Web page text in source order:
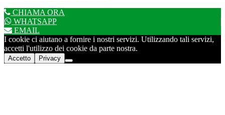
CHIAMA ORA
WHATSAPP
EMAIL
I cookie ci aiutano a fornire i nostri servizi. Utilizzando tali servizi,
accetti l'utilizzo dei cookie da parte nostra.
Accetto Privacy